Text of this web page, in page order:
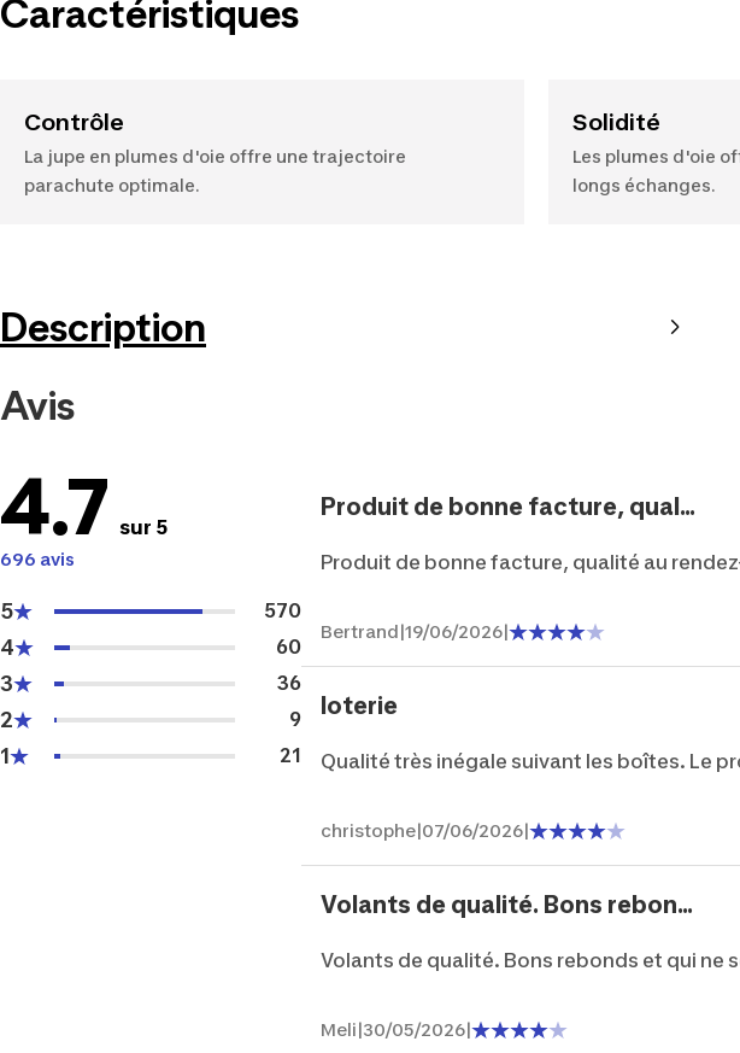
Caractéristiques
Contrôle
La jupe en plumes d'oie offre une trajectoire
parachute optimale.
Solidité
Les plumes d'oie
longs échanges.
Description
Avis
4.7 sur 5
696 avis
5 570
4 60
3 36
2 9
1 21
Produit de bonne facture, qual...
Produit de bonne facture, qualité au
Bertrand|19/06/2026|
loterie
Qualité très inégale suivant les boîtes. Le
christophe|07/06/2026|
Volants de qualité. Bons rebon...
Volants de qualité. Bons rebonds et qui ne
Meli|30/05/2026|